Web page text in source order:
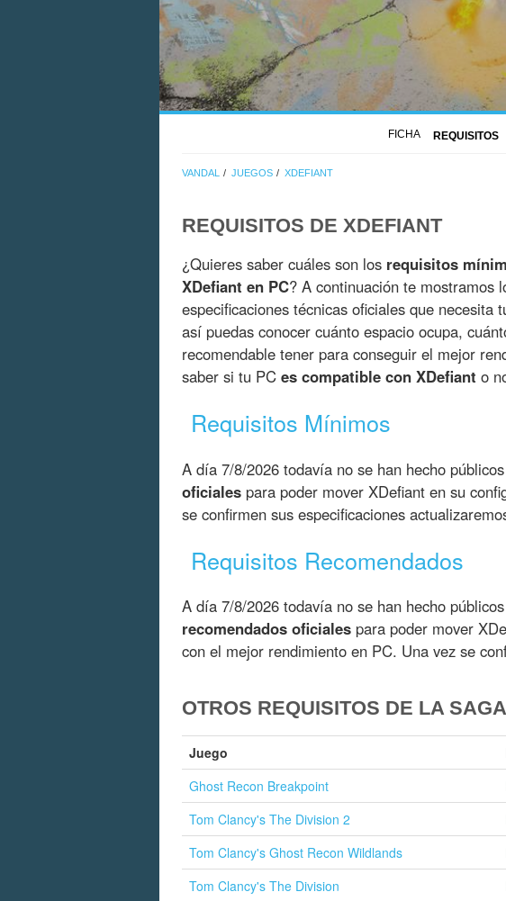
FICHA REQUISITOS
VANDAL JUEGOS XDEFIANT
REQUISITOS DE XDEFIANT
¿Quieres saber cuáles son los requisitos
XDefiant en PC? A continuación te mostramos
especificaciones técnicas oficiales que necesita
así puedas conocer cuánto espacio ocupa,
recomendable tener para conseguir el mejor
saber si tu PC es compatible con XDefiant o
Requisitos Mínimos
A día 7/8/2026 todavía no se han hecho
oficiales para poder mover XDefiant en su
se confirmen sus especificaciones
Requisitos Recomendados
A día 7/8/2026 todavía no se han hecho
recomendados oficiales para poder mover
con el mejor rendimiento en PC. Una vez se
OTROS REQUISITOS DE LA
Juego
Ghost Recon Breakpoint
Tom Clancy's The Division 2
Tom Clancy's Ghost Recon Wildlands
Tom Clancy's The Division